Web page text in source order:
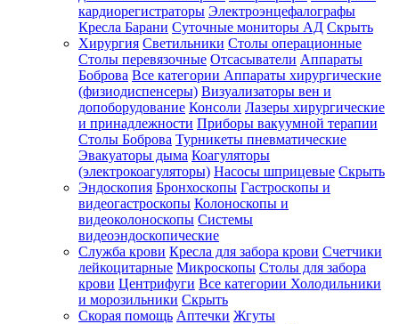
кардиорегистраторы Электроэнцефалографы
Кресла Барани Суточные мониторы АД Скрыть
Хирургия Светильники Столы операционные
Столы перевязочные Отсасыватели Аппараты
Боброва Все категории Аппараты хирургические
(физиодиспенсеры) Визуализаторы вен и
допоборудование Консоли Лазеры хирургические
и принадлежности Приборы вакуумной терапии
Столы Боброва Турникеты пневматические
Эвакуаторы дыма Коагуляторы
(электрокоагуляторы) Насосы шприцевые Скрыть
Эндоскопия Бронхоскопы Гастроскопы и
видеогастроскопы Колоноскопы и
видеоколоноскопы Системы
видеоэндоскопические
Служба крови Кресла для забора крови Счетчики
лейкоцитарные Микроскопы Столы для забора
крови Центрифуги Все категории Холодильники
и морозильники Скрыть
Скорая помощь Аптечки Жгуты